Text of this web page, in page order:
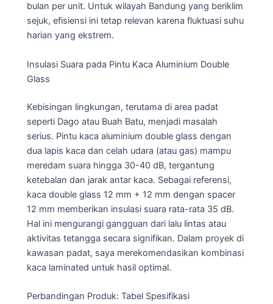
bulan per unit. Untuk wilayah Bandung yang beriklim
sejuk, efisiensi ini tetap relevan karena fluktuasi suhu
harian yang ekstrem.
Insulasi Suara pada Pintu Kaca Aluminium Double
Glass
Kebisingan lingkungan, terutama di area padat
seperti Dago atau Buah Batu, menjadi masalah
serius. Pintu kaca aluminium double glass dengan
dua lapis kaca dan celah udara (atau gas) mampu
meredam suara hingga 30-40 dB, tergantung
ketebalan dan jarak antar kaca. Sebagai referensi,
kaca double glass 12 mm + 12 mm dengan spacer
12 mm memberikan insulasi suara rata-rata 35 dB.
Hal ini mengurangi gangguan dari lalu lintas atau
aktivitas tetangga secara signifikan. Dalam proyek di
kawasan padat, saya merekomendasikan kombinasi
kaca laminated untuk hasil optimal.
Perbandingan Produk: Tabel Spesifikasi